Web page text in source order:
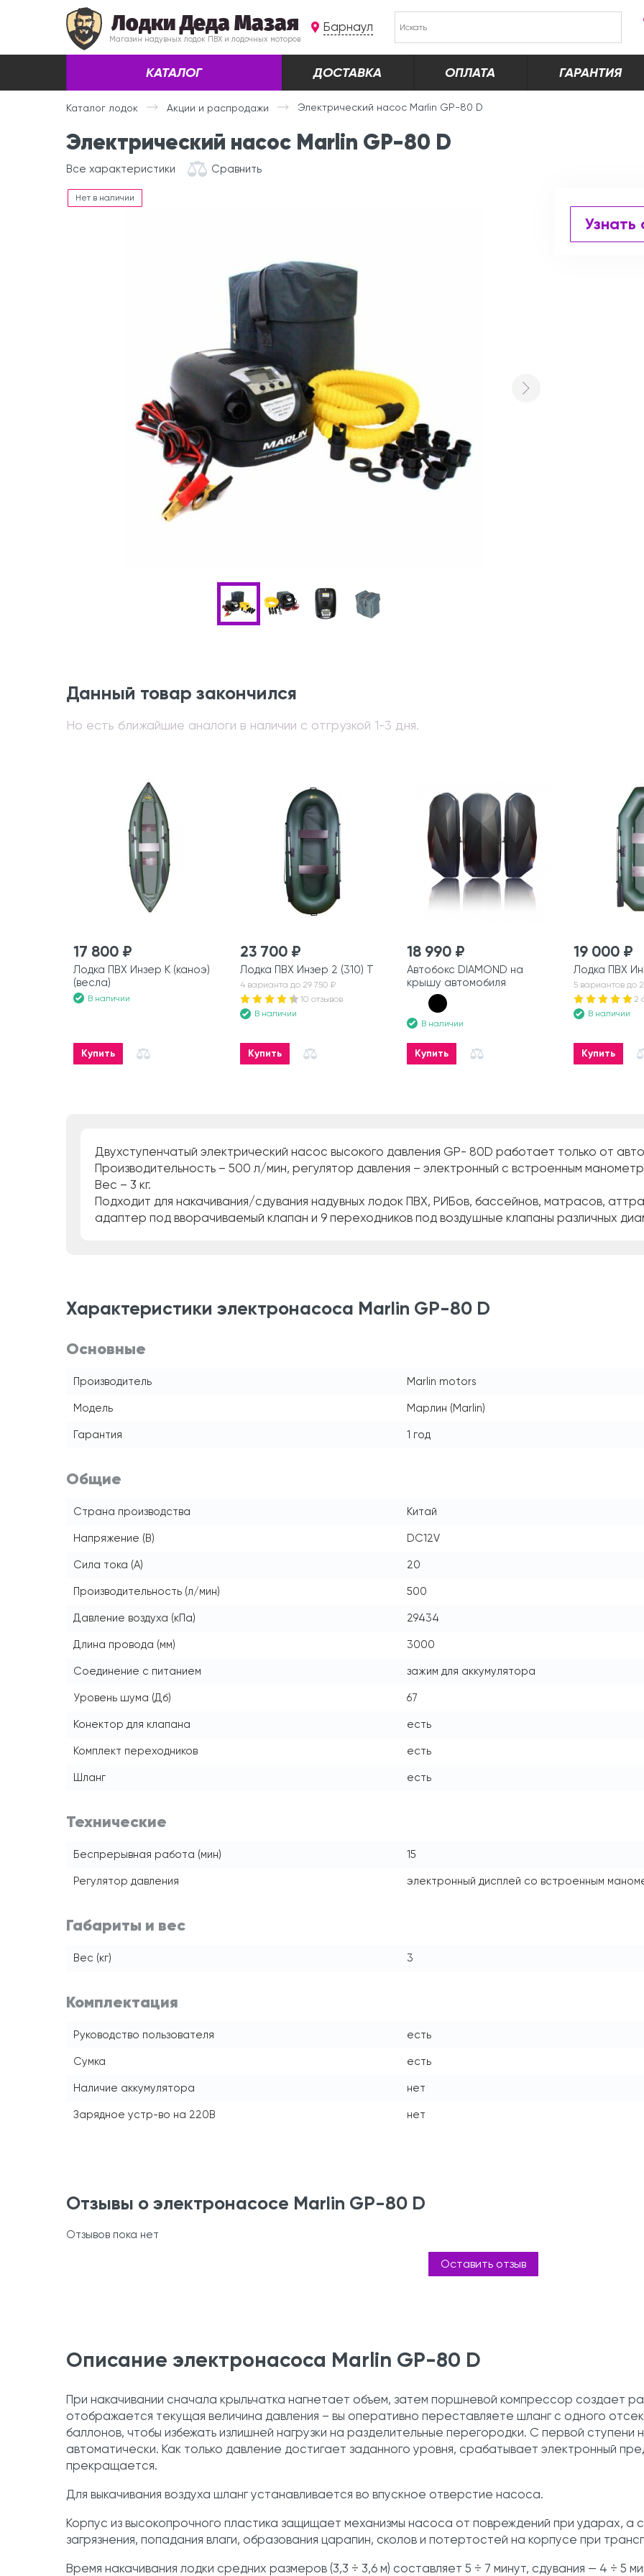
Лодки Деда Мазая
Магазин надувных лодок ПВХ и лодочных моторов
Барнаул
КАТАЛОГ ДОСТАВКА ОПЛАТА ГАРАНТИЯ
Каталог лодок Акции и распродажи Электрический насос Marlin GP-80 D
Электрический насос Marlin GP-80 D
Все характеристики Сравнить
Нет в наличии
Узнать
Данный товар закончился
Но есть ближайшие аналоги в наличии с отгрузкой 1-3 дня.
17 800 ₽
Лодка ПВХ Инзер К (каноэ)
(весла)
В наличии
Купить
23 700 ₽
Лодка ПВХ Инзер 2 (310) Т
4 варианта до 29 750 ₽
10 отзывов
В наличии
Купить
18 990 ₽
Автобокс DIAMOND на
крышу автомобиля
В наличии
Купить
19 000 ₽
Лодка ПВХ
5 вариантов до
2
В наличии
Купить
Двухступенчатый электрический насос высокого давления GP- 80D работает только от
Производительность – 500 л/мин, регулятор давления – электронный с встроенным
Вес – 3 кг.
Подходит для накачивания/сдувания надувных лодок ПВХ, РИБов, бассейнов, матрасов,
адаптер под вворачиваемый клапан и 9 переходников под воздушные клапаны различных
Характеристики электронасоса Marlin GP-80 D
Основные
Производитель Marlin motors
Модель Марлин (Marlin)
Гарантия 1 год
Общие
Страна производства Китай
Напряжение (В) DC12V
Сила тока (А) 20
Производительность (л/мин) 500
Давление воздуха (кПа) 29434
Длина провода (мм) 3000
Соединение с питанием зажим для аккумулятора
Уровень шума (Дб) 67
Конектор для клапана есть
Комплект переходников есть
Шланг есть
Технические
Беспрерывная работа (мин) 15
Регулятор давления электронный дисплей со встроенным
Габариты и вес
Вес (кг) 3
Комплектация
Руководство пользователя есть
Сумка есть
Наличие аккумулятора нет
Зарядное устр-во на 220В нет
Отзывы о электронасосе Marlin GP-80 D
Отзывов пока нет
Оставить отзыв
Описание электронасоса Marlin GP-80 D
При накачивании сначала крыльчатка нагнетает объем, затем поршневой компрессор создает
отображается текущая величина давления – вы оперативно переставляете шланг с одного
баллонов, чтобы избежать излишней нагрузки на разделительные перегородки. С первой
автоматически. Как только давление достигает заданного уровня, срабатывает электронный
прекращается.
Для выкачивания воздуха шланг устанавливается во впускное отверстие насоса.
Корпус из высокопрочного пластика защищает механизмы насоса от повреждений при ударах, а
загрязнения, попадания влаги, образования царапин, сколов и потертостей на корпусе при
Время накачивания лодки средних размеров (3,3 ÷ 3,6 м) составляет 5 ÷ 7 минут, сдувания — 4 ÷ 5